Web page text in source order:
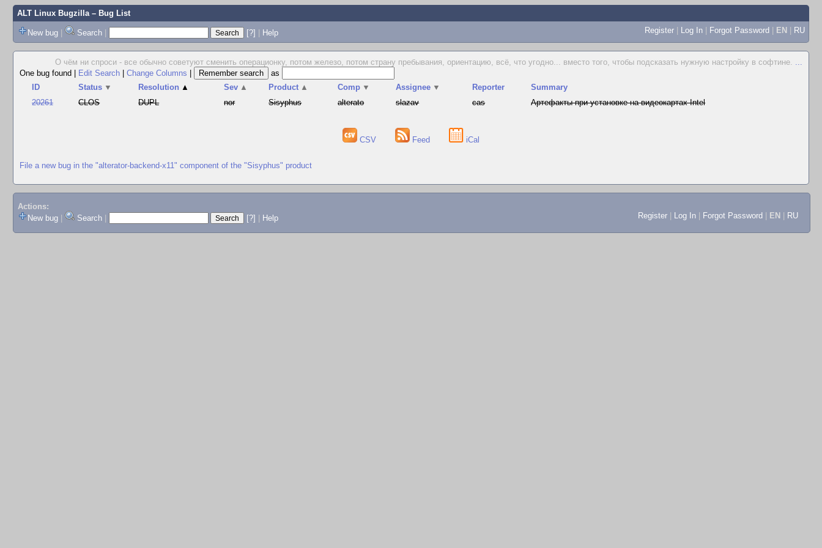
ALT Linux Bugzilla– Bug List
New bug | Search | [?] | Help Register | Log In | Forgot Password | EN | RU
О чём ни спроси - все обычно советуют сменить операционку, потом железо, потом страну пребывания, ориентацию, всё, что угодно... вместо того, чтобы подсказать нужную настройку в софтине. ...
One bug found
Edit Search Change Columns
as
ID
Status ▼ Resolution ▲ Sev ▲ Product ▲ Comp ▼ Assignee ▼ Reporter
Summary
20261
CLOS DUPL nor Sisyphus alterato slazav cas Артефакты при установке на видеокартах Intel
CSV Feed iCal
File a new bug in the "alterator-backend-x11" component of the "Sisyphus" product
Actions:
New bug
Search [?] Help Register Log In Forgot Password EN RU